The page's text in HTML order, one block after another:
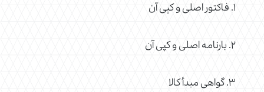
۱. فاکتور اصلی و کپی آن
۲. بارنامه اصلی و کپی آن
۳. گواهی مبدأ کالا